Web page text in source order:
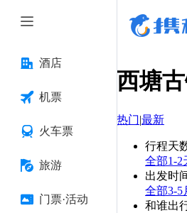
酒店
机票
火车票
旅游
门票·活动
西塘
热门|最新
行程天
全部1-2
出发时
全部3-5
和谁出